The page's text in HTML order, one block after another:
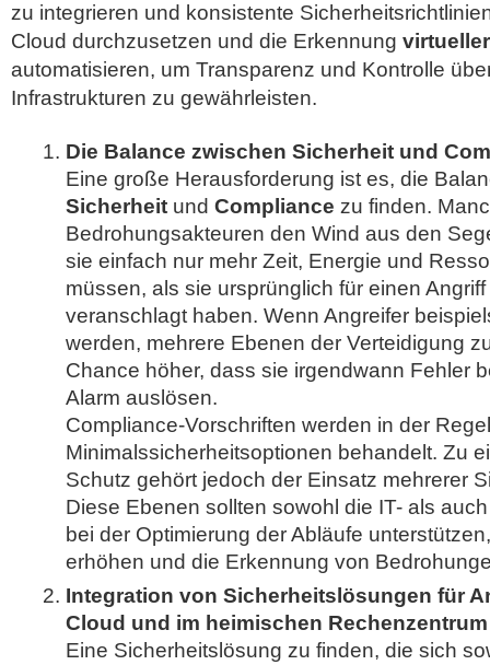
zu integrieren und konsistente
Cloud durchzusetzen und die Erkennung
automatisieren, um Transparenz und Kontrolle
Infrastrukturen zu gewährleisten.
Die Balance zwischen Sicherheit und
Eine große Herausforderung ist es, die
Sicherheit und Compliance zu finden.
Bedrohungsakteuren den Wind aus den
sie einfach nur mehr Zeit, Energie und
müssen, als sie ursprünglich für einen
veranschlagt haben. Wenn Angreifer
werden, mehrere Ebenen der Verteidigung
Chance höher, dass sie irgendwann Fehler
Alarm auslösen.
Compliance-Vorschriften werden in der
Minimalssicherheitsoptionen behandelt. Zu
Schutz gehört jedoch der Einsatz mehrerer
Diese Ebenen sollten sowohl die IT- als
bei der Optimierung der Abläufe
erhöhen und die Erkennung von
Integration von Sicherheitslösungen für
Cloud und im heimischen Rechenzentrum
Eine Sicherheitslösung zu finden, die sich